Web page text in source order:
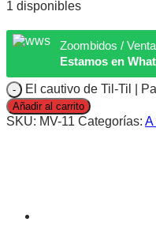
1 disponibles
Zoombidos /
Estamos en
El cautivo de Til-Til |
Añadir al carrito
SKU: MV-11 Categorías: A